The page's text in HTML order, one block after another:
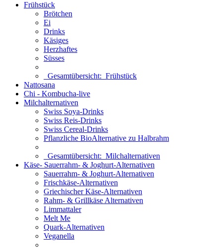
Frühstück
Brötchen
Ei
Drinks
Käsiges
Herzhaftes
Süsses
Gesamtübersicht: Frühstück
Nattosana
Chi - Kombucha-live
Milchalternativen
Swiss Soya-Drinks
Swiss Reis-Drinks
Swiss Cereal-Drinks
Pflanzliche BioAlternative zu Halbrahm
Gesamtübersicht: Milchalternativen
Käse- Sauerrahm- & Joghurt-Alternativen
Sauerrahm- & Joghurt-Alternativen
Frischkäse-Alternativen
Griechischer Käse-Alternativen
Rahm- & Grillkäse Alternativen
Limmattaler
Melt Me
Quark-Alternativen
Veganella